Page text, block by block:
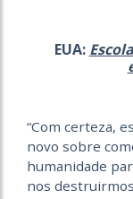
EUA:
“Com certeza,
novo sobre
humanidade
nos